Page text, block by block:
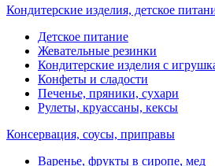
Кондитерские изделия, детское
Детское питание
Жевательные резинки
Кондитерские изделия с
Конфеты и сладости
Печенье, пряники, сухари
Рулеты, круассаны, кексы
Консервация, соусы, приправы
Варенье, фрукты в сиропе, мед